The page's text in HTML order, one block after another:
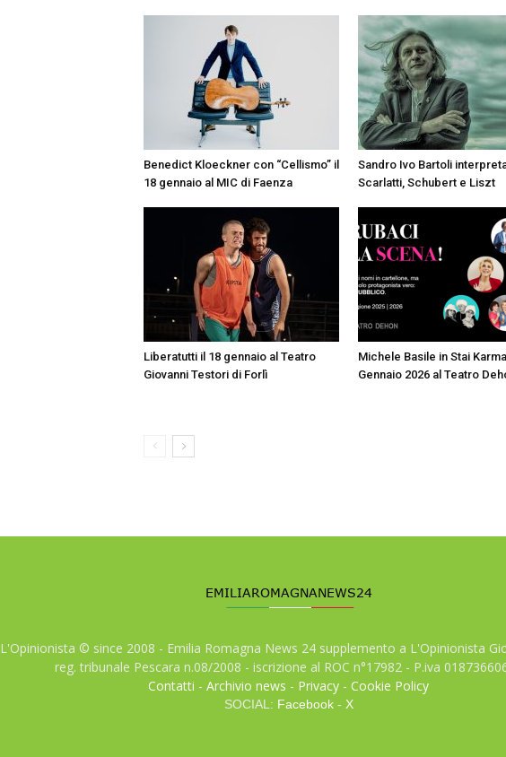
Benedict Kloeckner con “Cellismo” il
18 gennaio al MIC di Faenza
Sandro Ivo Bartoli
Scarlatti, Schubert e Liszt
Liberatutti il 18 gennaio al Teatro
Giovanni Testori di Forlì
Michele Basile in Stai
Gennaio 2026 al Teatro
L'Opinionista © since 2008 - Emilia Romagna News 24 supplemento a L'Opinionista
reg. tribunale Pescara n.08/2008 - iscrizione al ROC n°17982 - P.iva
Contatti -Archivio news - Privacy -Cookie Policy
SOCIAL: Facebook- X